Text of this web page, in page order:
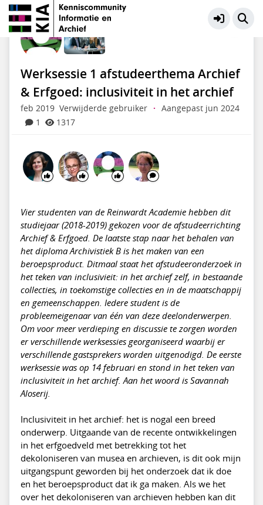
KIA Community Meer
Werksessie 1 afstudeerthema Archief
& Erfgoed: inclusiviteit in het archief
feb 2019 Verwijderde gebruiker ·
Aangepast jun 2024
1
1317
Vier studenten van de Reinwardt Academie hebben dit
studiejaar (2018-2019) gekozen voor de afstudeerrichting
Archief & Erfgoed. De laatste stap naar het behalen van
het diploma Archivistiek B is het maken van een
beroepsproduct. Ditmaal staat het afstudeeronderzoek in
het teken van inclusivieit: in het archief zelf, in bestaande
collecties, in toekomstige collecties en in de maatschappij
en gemeenschappen. Iedere student is de
probleemeigenaar van één van deze deelonderwerpen.
Om voor meer verdieping en discussie te zorgen worden
er verschillende werksessies georganiseerd waarbij er
verschillende gastsprekers worden uitgenodigd. De eerste
werksessie was op 14 februari en stond in het teken van
inclusiviteit in het archief. Aan het woord is Savannah
Aloserij.
Inclusiviteit in het archief: het is nogal een breed
onderwerp. Uitgaande van de recente ontwikkelingen
in het erfgoedveld met betrekking tot het
dekoloniseren van musea en archieven, is dit ook mijn
uitgangspunt geworden bij het onderzoek dat ik doe
en het beroepsproduct dat ik ga maken. Als we het
over het dekoloniseren van archieven hebben kan dit